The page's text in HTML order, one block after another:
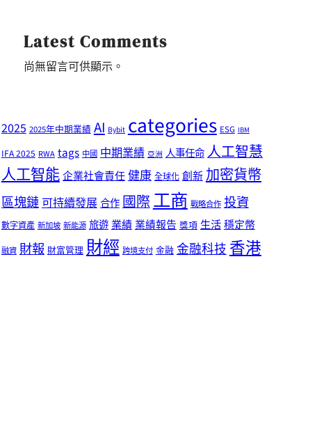
Latest Comments
尚無留言可供顯示。
2025 2025年中期業績 AI Bybit categories ESG IBM
IFA 2025 RWA tags 中國 中期業績 亞洲 人事任命人工智慧
人工智能企業社會責任健康 全球化 創新 加密貨幣
區塊鏈可持續發展合作國際工商 戰略合作 投資
數字資產 新加坡 新能源 旅遊業績業績報告 獎項 生活穩定幣
融資 財報 財富管理 財經 跨境支付 金融 金融科技香港